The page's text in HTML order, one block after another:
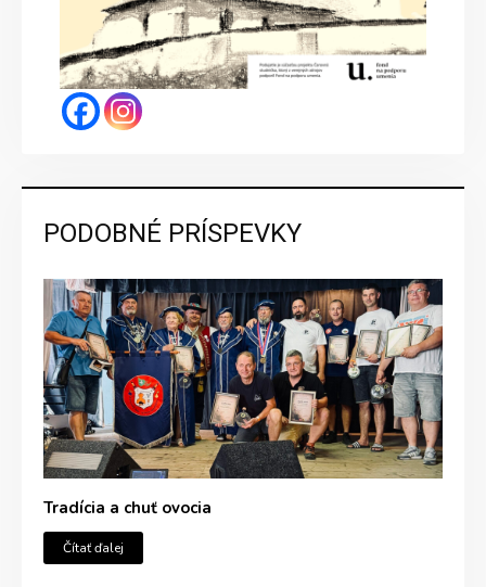
PODOBNÉ PRÍSPEVKY
Tradícia a chuť ovocia
Čítať ďalej